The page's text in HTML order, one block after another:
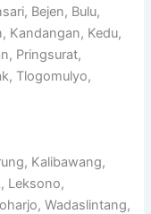
Bejen, Bulu,
Kandangan, Kedu,
Pringsurat,
Tlogomulyo,
Kalibawang,
Leksono,
Wadaslintang,